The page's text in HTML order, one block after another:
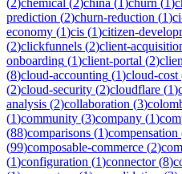
prediction (2)churn-reduction (1)
economy (1)cis (1)citizen-
(2)clickfunnels (2)client-
onboarding (1)client-portal (2)
(8)cloud-accounting (1)cloud-cost
(2)cloud-security (2)cloudflare (1)
analysis (2)collaboration (3)
(1)community (3)company (1)
(88)comparisons (1)compensation
(99)composable-commerce (2)
(1)configuration (1)connector(8)